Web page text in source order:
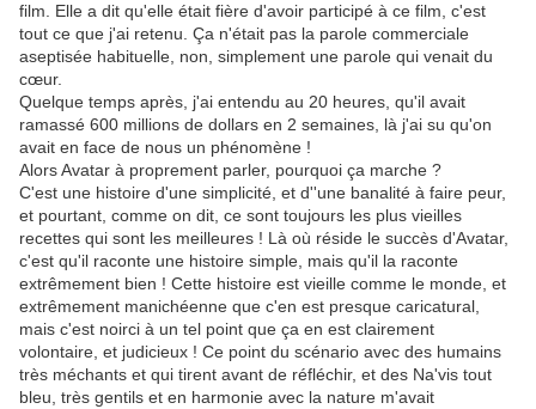
film. Elle a dit qu'elle était fière d'avoir participé à ce film, c'est
tout ce que j'ai retenu. Ça n'était pas la parole commerciale
aseptisée habituelle, non, simplement une parole qui venait du
cœur.
Quelque temps après, j'ai entendu au 20 heures, qu'il avait
ramassé 600 millions de dollars en 2 semaines, là j'ai su qu'on
avait en face de nous un phénomène !
Alors Avatar à proprement parler, pourquoi ça marche ?
C'est une histoire d'une simplicité, et d''une banalité à faire peur,
et pourtant, comme on dit, ce sont toujours les plus vieilles
recettes qui sont les meilleures ! Là où réside le succès d'Avatar,
c'est qu'il raconte une histoire simple, mais qu'il la raconte
extrêmement bien ! Cette histoire est vieille comme le monde, et
extrêmement manichéenne que c'en est presque caricatural,
mais c'est noirci à un tel point que ça en est clairement
volontaire, et judicieux ! Ce point du scénario avec des humains
très méchants et qui tirent avant de réfléchir, et des Na'vis tout
bleu, très gentils et en harmonie avec la nature m'avait